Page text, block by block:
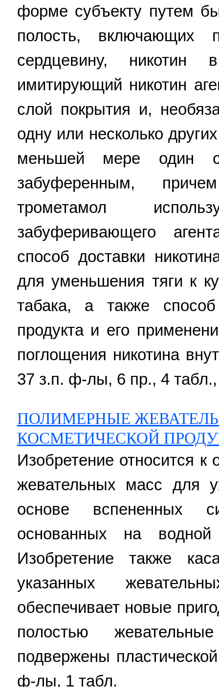
форме субъекту путем
полость,
сердцевину,
имитирующий никотин
слой покрытия и,
одну или несколько
меньшей мере один
забуференным,
трометамол
забуферивающего
способ доставки
для уменьшения тяги к
табака, а также способ
продукта и его
поглощения никотина
37 з.п. ф-лы, 6 пр., 4
ПОЛИМЕРНЫЕ
КОСМЕТИЧЕСКОЙ
Изобретение относится к
жевательных масс для
основе вспененных
основанных на водной
Изобретение также
указанных
обеспечивает новые
полостью
подвержены
ф-лы, 1 табл.